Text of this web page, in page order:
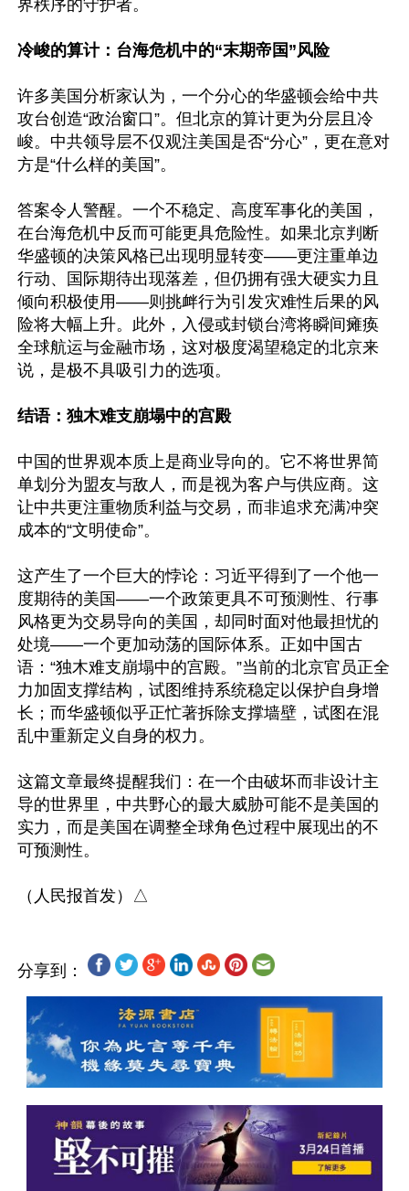
界秩序的守护者。
冷峻的算计：台海危机中的“末期帝国”风险
许多美国分析家认为，一个分心的华盛顿会给中共
攻台创造“政治窗口”。但北京的算计更为分层且冷
峻。中共领导层不仅观注美国是否“分心”，更在意对
方是“什么样的美国”。
答案令人警醒。一个不稳定、高度军事化的美国，
在台海危机中反而可能更具危险性。如果北京判断
华盛顿的决策风格已出现明显转变——更注重单边
行动、国际期待出现落差，但仍拥有强大硬实力且
倾向积极使用——则挑衅行为引发灾难性后果的风
险将大幅上升。此外，入侵或封锁台湾将瞬间瘫痪
全球航运与金融市场，这对极度渴望稳定的北京来
说，是极不具吸引力的选项。
结语：独木难支崩塌中的宫殿
中国的世界观本质上是商业导向的。它不将世界简
单划分为盟友与敌人，而是视为客户与供应商。这
让中共更注重物质利益与交易，而非追求充满冲突
成本的“文明使命”。
这产生了一个巨大的悖论：习近平得到了一个他一
度期待的美国——一个政策更具不可预测性、行事
风格更为交易导向的美国，却同时面对他最担忧的
处境——一个更加动荡的国际体系。正如中国古
语：“独木难支崩塌中的宫殿。”当前的北京官员正全
力加固支撑结构，试图维持系统稳定以保护自身增
长；而华盛顿似乎正忙著拆除支撑墙壁，试图在混
乱中重新定义自身的权力。
这篇文章最终提醒我们：在一个由破坏而非设计主
导的世界里，中共野心的最大威胁可能不是美国的
实力，而是美国在调整全球角色过程中展现出的不
可预测性。
分享到：